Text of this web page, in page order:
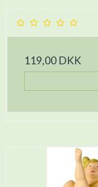
119,00 DKK